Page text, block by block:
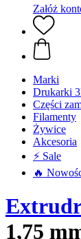
Załóż
Marki
Drukarki
Części
Filamenty
Żywice
Akcesoria
⚡ Sale
🔥
Extrudr
1,75